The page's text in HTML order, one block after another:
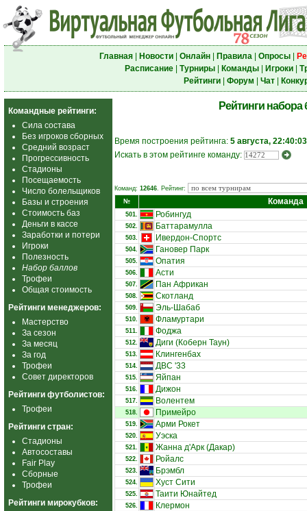
Главная| Новости| Онлайн| Правила| Опросы|
Расписание| Турниры| Команды| Игроки|
Рейтинги| Форум Чат|
Командные рейтинги:
Сила состава
Без игроков сборных
Средний возраст
Прогрессивность
Стадионы
Посещаемость
Число болельщиков
Базы и строения
Стоимость баз
Деньги в кассе
Заработки и потери
Игроки
Полезность
Набор баллов
Трофеи
Общая стоимость
Рейтинги менеджеров:
Мастерство
За сезон
За месяц
За год
Трофеи
Совет директоров
Рейтинги футболистов:
Трофеи
Рейтинги стран:
Стадионы
Автосоставы
Fair Play
Сборные
Трофеи
Рейтинги мирокубков:
Рейтинги
Время построения рейтинга: 5 августа, 22:40:03
Искать в этом рейтинге команду:
Команд: 12646. Рейтинг:
№
Команда
501. Робингуд
502. Баттарамулла
503. Ивердон-Спортс
504. Гановер Парк
505. Опатия
506. Асти
507. Пан Африкан
508. Скотланд
509. Эль-Шабаб
510. Фламуртари
511. Фоджа
512. Диги (Коберн Таун)
513. Клингенбах
514. ДВС '33
515. Яйпан
516. Дижон
517. Волентем
518. Примейро
519. Арми Рокет
520. Уэска
521. Жанна д'Арк (Дакар)
522. Ройалс
523. Брэмбл
524. Хуст Сити
525. Таити Юнайтед
526. Клермон